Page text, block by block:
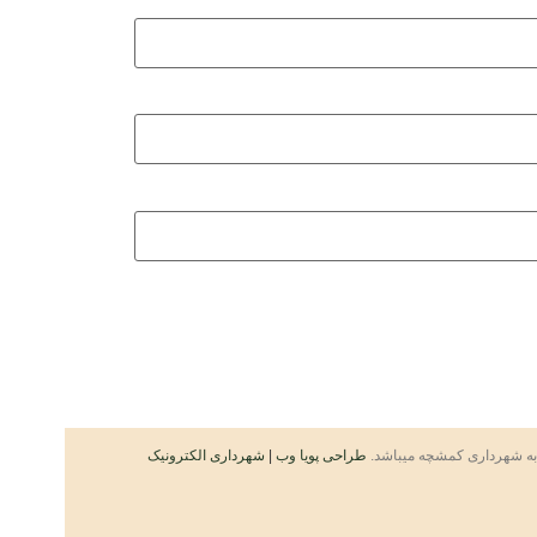
شهرداری کمشچه میباشد. طراحی پویا وب | شهرداری الکترونیک